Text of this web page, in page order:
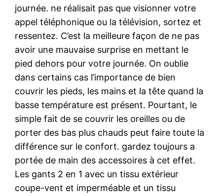
journée. ne réalisait pas que visionner votre
appel téléphonique ou la télévision, sortez et
ressentez. C’est la meilleure façon de ne pas
avoir une mauvaise surprise en mettant le
pied dehors pour votre journée. On oublie
dans certains cas l’importance de bien
couvrir les pieds, les mains et la tête quand la
basse température est présent. Pourtant, le
simple fait de se couvrir les oreilles ou de
porter des bas plus chauds peut faire toute la
différence sur le confort. gardez toujours a
portée de main des accessoires à cet effet.
Les gants 2 en 1 avec un tissu extérieur
coupe-vent et imperméable et un tissu